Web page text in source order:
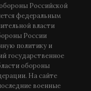
Российской
федеральным
власти
России
политику и
государственное
обороны
На сайте
военные